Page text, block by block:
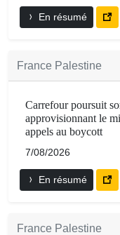
En résumé
France Palestine
Carrefour poursuit
approvisionnant le
appels au boycott
7/08/2026
En résumé
France Palestine